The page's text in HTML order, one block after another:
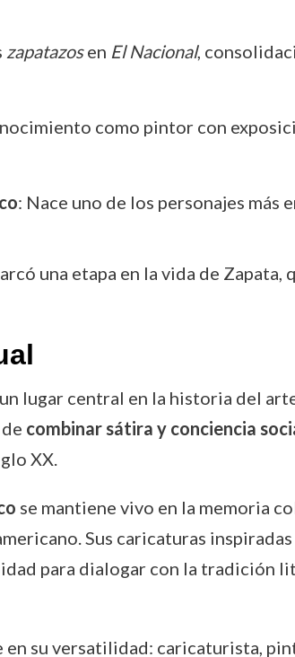
zapatazosen El Nacional,
como pintor con
: Nace uno de los personajes
una etapa en la vida de
lugar central en la historia del
combinar sátira y conciencia
XX.
se mantiene vivo en la memoria
Sus caricaturas inspiradas
para dialogar con la tradición
en su versatilidad: caricaturista,